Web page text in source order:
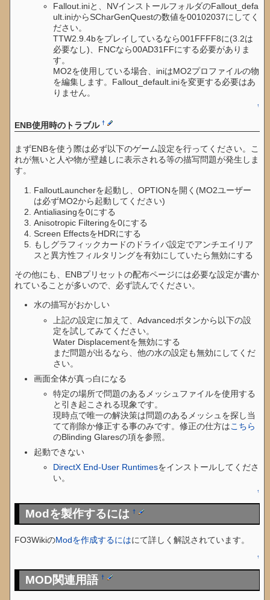
Fallout.iniと、NVインストールフォルダのFallout_defa
ult.iniからSCharGenQuestの数値を00102037にしてく
ださい。
TTW2.9.4bをプレイしているなら001FFFF8に(3.2は
必要なし)、FNCなら00AD31FFにする必要がありま
す。
MO2を使用している場合、iniはMO2プロファイルの物
を編集します。Fallout_default.iniを変更する必要はあ
りません。
↑
ENB使用時のトラブル†
まずENBを使う際は必ず以下のゲーム設定を行ってください。こ
れが無いと人や物が壁越しに表示される等の描写問題が発生しま
す。
FalloutLauncherを起動し、OPTIONを開く(MO2ユーザー
は必ずMO2から起動してください)
Antialiasingを0にする
Anisotropic Filteringを0にする
Screen EffectsをHDRにする
もしグラフィックカードのドライバ設定でアンチエイリア
スと異方性フィルタリングを有効にしていたら無効にする
その他にも、ENBプリセットの配布ページには必要な設定が書か
れていることが多いので、必ず読んでください。
水の描写がおかしい
上記の設定に加えて、Advancedボタンから以下の設
定を試してみてください。
Water Displacementを無効にする
まだ問題が出るなら、他の水の設定も無効にしてくだ
さい。
画面全体が真っ白になる
特定の場所で問題のあるメッシュファイルを使用する
と引き起こされる現象です。
現時点で唯一の解決策は問題のあるメッシュを探し当
てて削除か修正する事のみです。修正の仕方はこちら
のBlinding Glaresの項を参照。
起動できない
DirectX End-User Runtimesをインストールしてくださ
い。
↑
Modを製作するには†
FO3WikiのModを作成するにはにて詳しく解説されています。
↑
MOD関連用語†